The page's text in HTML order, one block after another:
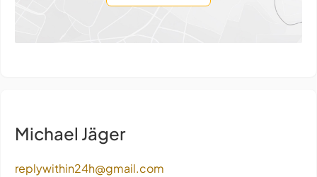
Michael Jäger
replywithin24h@gmail.com